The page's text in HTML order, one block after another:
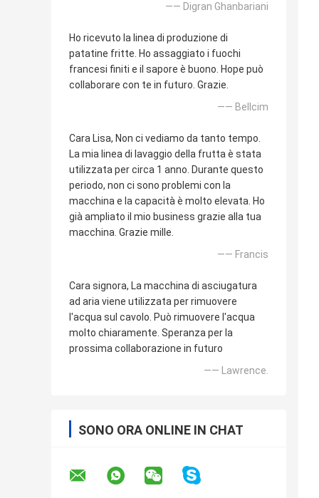
—— Digran Ghanbariani
Ho ricevuto la linea di produzione di
patatine fritte. Ho assaggiato i fuochi
francesi finiti e il sapore è buono. Hope può
collaborare con te in futuro. Grazie.
—— Bellcim
Cara Lisa, Non ci vediamo da tanto tempo.
La mia linea di lavaggio della frutta è stata
utilizzata per circa 1 anno. Durante questo
periodo, non ci sono problemi con la
macchina e la capacità è molto elevata. Ho
già ampliato il mio business grazie alla tua
macchina. Grazie mille.
—— Francis
Cara signora, La macchina di asciugatura
ad aria viene utilizzata per rimuovere
l'acqua sul cavolo. Può rimuovere l'acqua
molto chiaramente. Speranza per la
prossima collaborazione in futuro
—— Lawrence.
SONO ORA ONLINE IN CHAT